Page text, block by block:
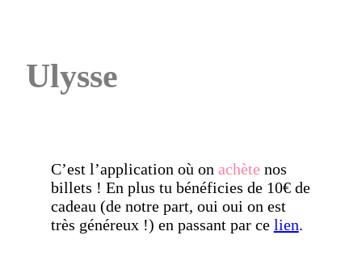
Ulysse
C’est l’application où on achète nos
billets ! En plus tu bénéficies de 10€ de
cadeau (de notre part, oui oui on est
très généreux !) en passant par ce lien.